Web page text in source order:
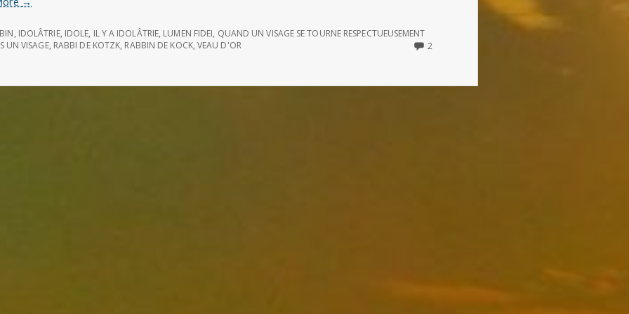
d’or
, IDOLÂTRIE, IDOLE, IL Y A IDOLÂTRIE, LUMEN FIDEI, QUAND UN VISAGE SE TOURNE RESPECTUEUSEMENT
UN VISAGE, RABBI DE KOTZK, RABBIN DE KOCK,VEAU D'OR 22